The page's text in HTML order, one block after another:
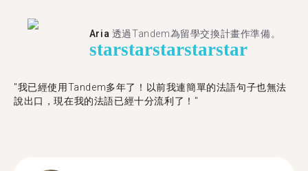
Aria 透過Tandem為留學交換計畫作準備。
starstarstarstarstar
"我已經使用Tandem多年了！以前我連簡單的法語句子也無法
說出口，現在我的法語已經十分流利了！"